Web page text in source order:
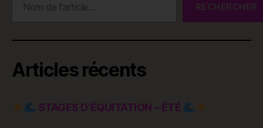
RECHERCHER
Articles récents
STAGES D’ÉQUITATION – ÉTÉ